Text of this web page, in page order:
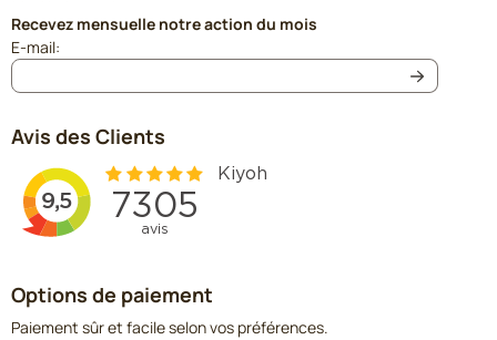
Recevez mensuelle notre action du mois
E-mail:
Avis des Clients
Options de paiement
Paiement sûr et facile selon vos préférences.